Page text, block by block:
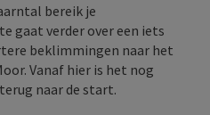
bereik je
gaat verder over een iets
beklimmingen naar het
Vanaf hier is het nog
naar de start.